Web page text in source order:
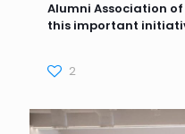
Alumni Association of
this important
2